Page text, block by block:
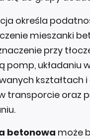
określa
mieszanki
przy
pomp, układaniu
kształtach i
transporcie oraz
betonowa może